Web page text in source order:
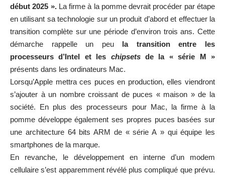
début 2025 ». La firme à la pomme devrait procéder par étape
en utilisant sa technologie sur un produit d’abord et effectuer la
transition complète sur une période d’environ trois ans. Cette
démarche rappelle un peu la transition entre les
processeurs d’Intel et les chipsetsde la « série M »
présents dans les ordinateurs Mac.
Lorsqu’Apple mettra ces puces en production, elles viendront
s’ajouter à un nombre croissant de puces « maison » de la
société. En plus des processeurs pour Mac, la firme à la
pomme développe également ses propres puces basées sur
une architecture 64 bits ARM de « série A » qui équipe les
smartphones de la marque.
En revanche, le développement en interne d’un modem
cellulaire s’est apparemment révélé plus compliqué que prévu.